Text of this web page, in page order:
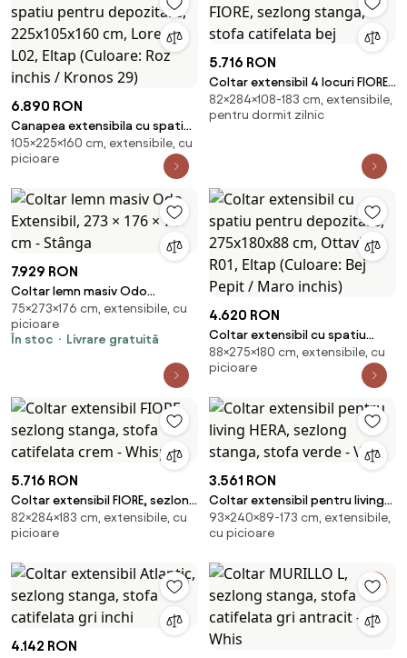
6.890 RON
Canapea extensibila cu spatiu
pentru depozitare,
225x105x160 cm, Lorelle L02,
Kronos 29)
105×225×160 cm, extensibile, cu
picioare
5.716 RON
Coltar extensibil 4 locuri FIORE,
sezlong stanga, stofa
catifelata bej
82×284×108-183 cm, extensibile,
pentru dormit zilnic
7.929 RON
Coltar lemn masiv Odo
Extensibil, 273 × 176 × 75 cm -
Stânga
75×273×176 cm, extensibile, cu
picioare
În stoc
Livrare gratuită
4.620 RON
Coltar extensibil cu spatiu
pentru depozitare, 275x180x88
cm, Ottavio R01, Eltap (Culoare:
88×275×180 cm, extensibile, cu
picioare
5.716 RON
Coltar extensibil FIORE, sezlong
stanga, stofa catifelata crem -
Whisp
82×284×183 cm, extensibile, cu
picioare
3.561 RON
Coltar extensibil pentru living
HERA, sezlong stanga, stofa
verde - Ve
93×240×89-173 cm, extensibile,
cu picioare
4.142 RON